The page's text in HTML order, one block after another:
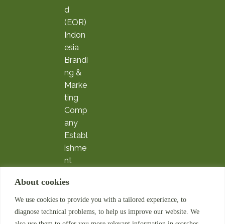
About cookies
We use cookies to provide you with a tailored experience, to
diagnose technical problems, to help us improve our website. We
d
(EOR)
Indon
esia
Brandi
ng &
Marke
ting
Comp
any
Establ
ishme
nt
iate
Servic
es